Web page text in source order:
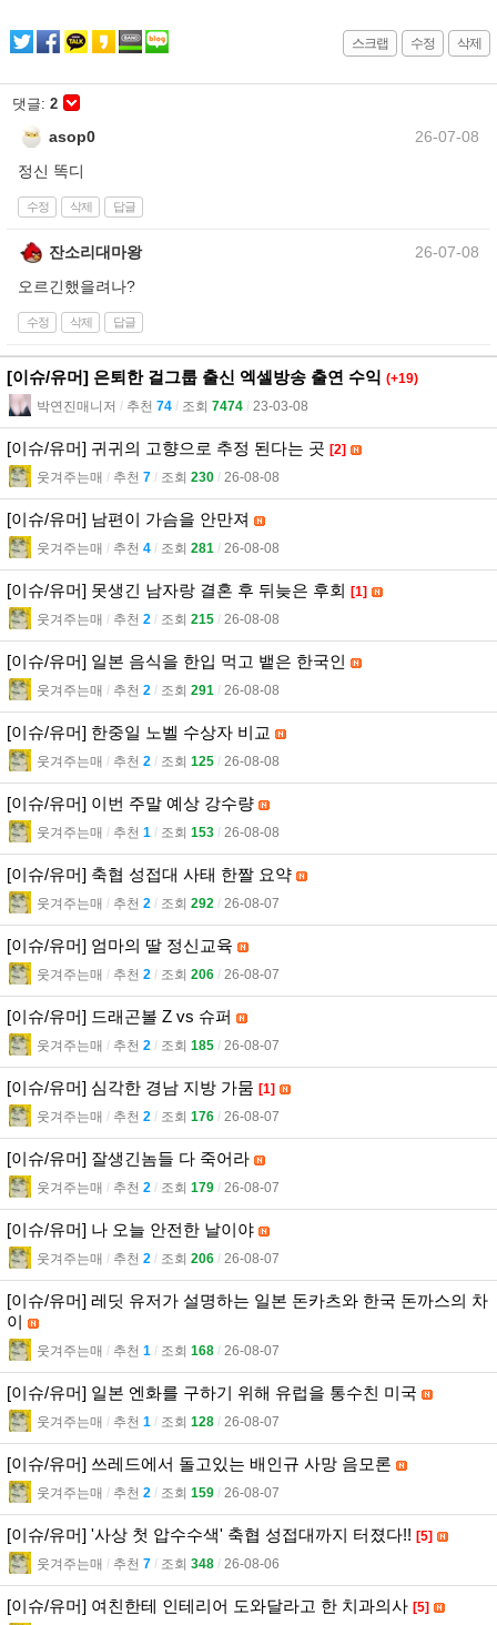
스크랩 수정 삭제
댓글: 2
asop0
26-07-08
정신 똑디
수정 삭제 답글
잔소리대마왕
26-07-08
오르긴했을려나?
수정 삭제 답글
[이슈/유머] 은퇴한 걸그룹 출신 엑셀방송 출연 수익 (+19)
박연진매니저 l 추천 74 l 조회 7474 l 23-03-08
[이슈/유머] 귀귀의 고향으로 추정 된다는 곳 [2]
웃겨주는매 l 추천 7 l 조회 230 l 26-08-08
[이슈/유머] 남편이 가슴을 안만져
웃겨주는매 l 추천 4 l 조회 281 l 26-08-08
[이슈/유머] 못생긴 남자랑 결혼 후 뒤늦은 후회 [1]
웃겨주는매 l 추천 2 l 조회 215 l 26-08-08
[이슈/유머] 일본 음식을 한입 먹고 뱉은 한국인
웃겨주는매 l 추천 2 l 조회 291 l 26-08-08
[이슈/유머] 한중일 노벨 수상자 비교
웃겨주는매 l 추천 2 l 조회 125 l 26-08-08
[이슈/유머] 이번 주말 예상 강수량
웃겨주는매 l 추천 1 l 조회 153 l 26-08-08
[이슈/유머] 축협 성접대 사태 한짤 요약
웃겨주는매 l 추천 2 l 조회 292 l 26-08-07
[이슈/유머] 엄마의 딸 정신교육
웃겨주는매 l 추천 2 l 조회 206 l 26-08-07
[이슈/유머] 드래곤볼 Z vs 슈퍼
웃겨주는매 l 추천 2 l 조회 185 l 26-08-07
[이슈/유머] 심각한 경남 지방 가뭄 [1]
웃겨주는매 l 추천 2 l 조회 176 l 26-08-07
[이슈/유머] 잘생긴놈들 다 죽어라
웃겨주는매 l 추천 2 l 조회 179 l 26-08-07
[이슈/유머] 나 오늘 안전한 날이야
웃겨주는매 l 추천 2 l 조회 206 l 26-08-07
[이슈/유머] 레딧 유저가 설명하는 일본 돈카츠와 한국 돈까스의 차
이
웃겨주는매 l 추천 1 l 조회 168 l 26-08-07
[이슈/유머] 일본 엔화를 구하기 위해 유럽을 통수친 미국
웃겨주는매 l 추천 1 l 조회 128 l 26-08-07
[이슈/유머] 쓰레드에서 돌고있는 배인규 사망 음모론
웃겨주는매 l 추천 2 l 조회 159 l 26-08-07
[이슈/유머] '사상 첫 압수수색' 축협 성접대까지 터졌다!! [5]
웃겨주는매 l 추천 7 l 조회 348 l 26-08-06
[이슈/유머] 여친한테 인테리어 도와달라고 한 치과의사 [5]